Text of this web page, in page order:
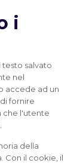
i
testo salvato
nel
accede ad un
fornire
che l'utente
della
Con il cookie, il